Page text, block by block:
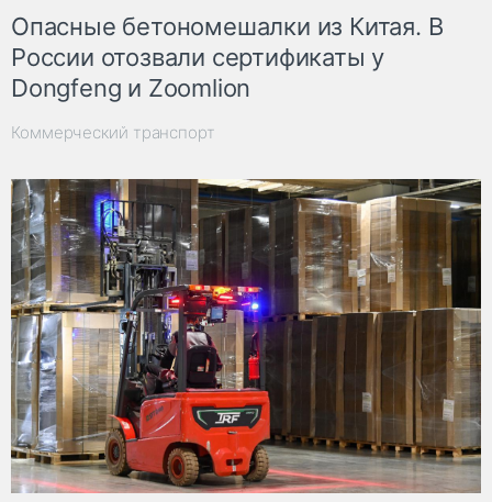
Опасные бетономешалки из Китая. В
России отозвали сертификаты у
Dongfeng и Zoomlion
Коммерческий транспорт